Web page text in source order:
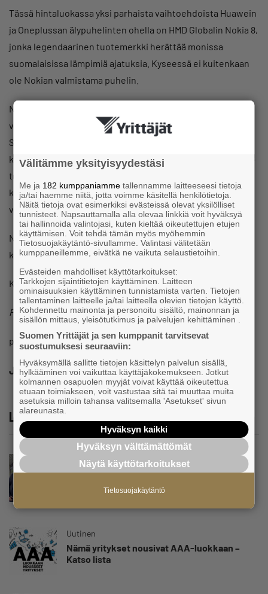
Tässä hintaluokassa yksi parhaista vaihtoehdoista Huawein
ja Oneplussan älypuhelinten ohella on HMD Globalin Nokia 8,
jonka legendaarinen tuotemerkki herättää monissa
suomalaisissa lämpimiä ajatuksia. Kyseessä ei kuitenkaan
ole Nokian valmistama puhelin.
Nokia 8 tarjoaa 500 euron hintaluokassa erittäin hyvän
vaihtoehdon kalliimmille huippupuhelimille kuten
Samsungin Galaxy S8:lle. Nokialaisessa on 64 gigatavun
kiinteä tallennusmuisti ja vikkelä prosessori. Näyttö on 5,2-
tuumainen ja tarkkuudeltaan erinomainen. Puhelimessa on
kaksoiskamera ja se tukee pikalatausta. Miinuksena on
vesitiiviyden puuttuminen.
Nokia 8:n ohella tässä hintaluokassa kannattaa suunnata
katseet Oneplus 5T- ja LG G6 -puhelimiin.
Kuvat: Valmistajat
Pauli Reinikainen
pauli.reinikainen (at) yrittajat.fi
Jaa
Lue lisää
Uutinen
Parikkalassa toimii yhä liike, jollainen alkaa
olla muualla harvinaisuus – Yrittäjä Hilkka
Myllylä tuntee asiakkaidensa jalat kuin
omansa
Uutinen
Nämä yritykset nousivat AAA-luokkaan –
Katso lista
Välitämme yksityisyydestäsi
Me ja 182 kumppaniamme tallennamme laitteeseesi tietoja
ja/tai haemme niitä, jotta voimme käsitellä henkilötietoja.
Näitä tietoja ovat esimerkiksi evästeissä olevat yksilölliset
tunnisteet. Napsauttamalla alla olevaa linkkiä voit hyväksyä
tai hallinnoida valintojasi, kuten kieltää oikeutettujen etujen
käyttämisen. Voit tehdä tämän myös myöhemmin
Tietosuojakäytäntö-sivullamme. Valintasi välitetään
kumppaneillemme, eivätkä ne vaikuta selaustietoihin.
Evästeiden mahdolliset käyttötarkoitukset:
Tarkkojen sijaintitietojen käyttäminen. Laitteen
ominaisuuksien käyttäminen tunnistamista varten. Tietojen
tallentaminen laitteelle ja/tai laitteella olevien tietojen käyttö.
Kohdennettu mainonta ja personoitu sisältö, mainonnan ja
sisällön mittaus, yleisötutkimus ja palvelujen kehittäminen .
Suomen Yrittäjät ja sen kumppanit tarvitsevat
suostumuksesi seuraaviin:
Hyväksymällä sallitte tietojen käsittelyn palvelun sisällä,
hylkääminen voi vaikuttaa käyttäjäkokemukseen. Jotkut
kolmannen osapuolen myyjät voivat käyttää oikeutettua
etuaan toimiakseen, voit vastustaa sitä tai muuttaa muita
asetuksia milloin tahansa valitsemalla 'Asetukset' sivun
alareunasta.
Hyväksyn kaikki
Hyväksyn välttämättömät
Näytä käyttötarkoitukset
Tietosuojakäytäntö